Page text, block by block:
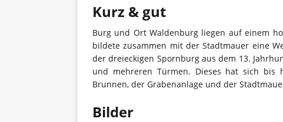
Kurz & gut
Burg und Ort Waldenburg liegen auf einem
bildete zusammen mit der Stadtmauer eine
der dreieckigen Spornburg aus dem 13.
und mehreren Türmen. Dieses hat sich
Brunnen, der Grabenanlage und der
Bilder